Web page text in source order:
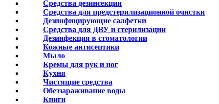
Средства дезинсекции
Средства для предстерилизационной очистки
Дезинфицирующие салфетки
Средства для ДВУ и cтерилизации
Дезинфекция в стоматологии
Кожные антисептики
Мыло
Кремы для рук и ног
Кухня
Чистящие средства
Обеззараживание воды
Книги